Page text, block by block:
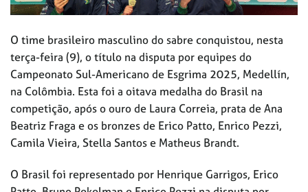
O time brasileiro masculino do sabre conquistou, nesta
terça-feira (9), o título na disputa por equipes do
Campeonato Sul-Americano de Esgrima 2025, Medellín,
na Colômbia. Esta foi a oitava medalha do Brasil na
competição, após o ouro de Laura Correia, prata de Ana
Beatriz Fraga e os bronzes de Erico Patto, Enrico Pezzi,
Camila Vieira, Stella Santos e Matheus Brandt.
O Brasil foi representado por Henrique Garrigos, Erico